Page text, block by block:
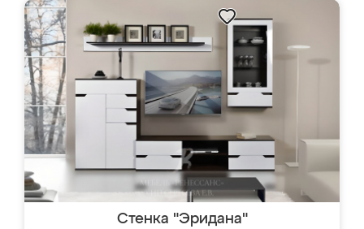
Стенка "Эридана"